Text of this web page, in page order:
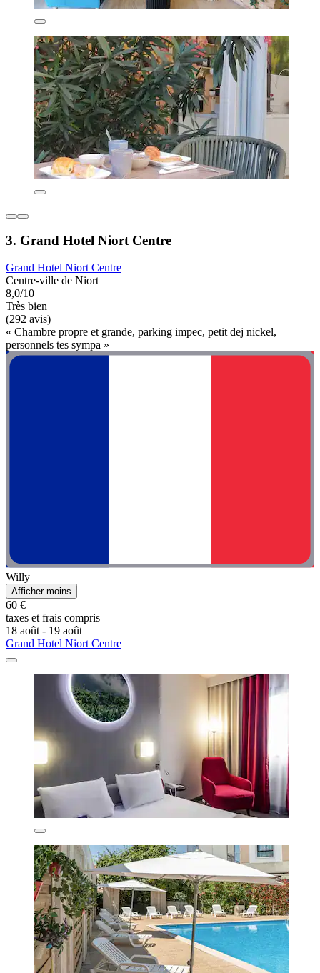
3. Grand Hotel Niort Centre
Grand Hotel Niort Centre
Centre-ville de Niort
8,0/10
Très bien
(292 avis)
« Chambre propre et grande, parking impec, petit dej nickel,
personnels tes sympa »
Willy
Afficher moins
60 €
taxes et frais compris
18 août - 19 août
Grand Hotel Niort Centre